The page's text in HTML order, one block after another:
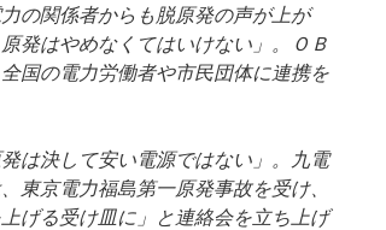
の関係者からも脱原発の声が上が
発はやめなくてはいけない」。ＯＢ
国の電力労働者や市民団体に連携を
は決して安い電源ではない」。九電
東京電力福島第一原発事故を受け、
げる受け皿に」と連絡会を立ち上げ